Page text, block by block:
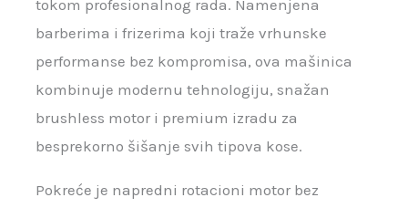
tokom profesionalnog rada. Namenjena
barberima i frizerima koji traže vrhunske
performanse bez kompromisa, ova mašinica
kombinuje modernu tehnologiju, snažan
brushless motor i premium izradu za
besprekorno šišanje svih tipova kose.
Pokreće je napredni rotacioni motor bez